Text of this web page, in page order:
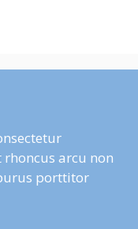
arcu non
porttitor